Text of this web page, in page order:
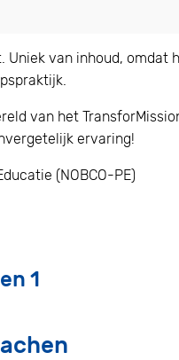
Uniek van inhoud,
van het
ervaring!
(NOBCO-PE)
1